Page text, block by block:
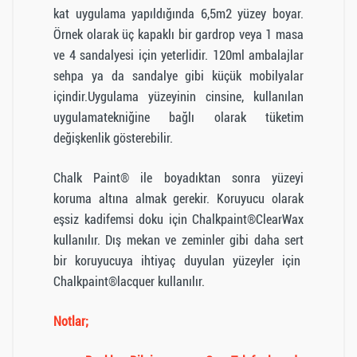
kat uygulama yapıldığında 6,5m2 yüzey boyar.
Örnek olarak üç kapaklı bir gardrop veya 1 masa
ve 4 sandalyesi için yeterlidir. 120ml ambalajlar
sehpa ya da sandalye gibi küçük mobilyalar
içindir.Uygulama yüzeyinin cinsine, kullanılan
uygulamatekniğine bağlı olarak tüketim
değişkenlik gösterebilir.
Chalk Paint® ile boyadıktan sonra yüzeyi
koruma altına almak gerekir. Koruyucu olarak
eşsiz kadifemsi doku için Chalkpaint®ClearWax
kullanılır. Dış mekan ve zeminler gibi daha sert
bir koruyucuya ihtiyaç duyulan yüzeyler için
Chalkpaint®lacquer kullanılır.
Notlar;